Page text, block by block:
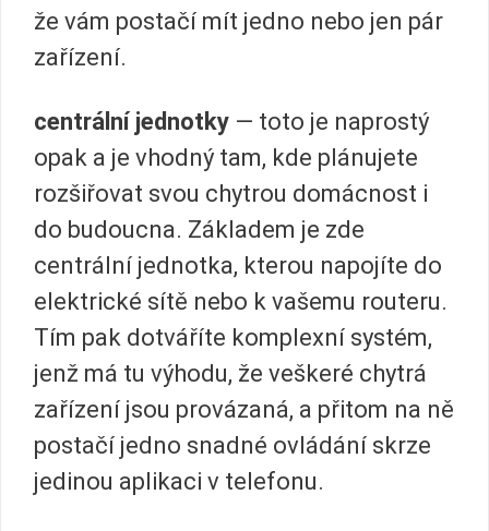
že vám postačí mít jedno nebo jen pár
zařízení.
centrální jednotky — toto je naprostý
opak a je vhodný tam, kde plánujete
rozšiřovat svou chytrou domácnost i
do budoucna. Základem je zde
centrální jednotka, kterou napojíte do
elektrické sítě nebo k vašemu routeru.
Tím pak dotváříte komplexní systém,
jenž má tu výhodu, že veškeré chytrá
zařízení jsou provázaná, a přitom na ně
postačí jedno snadné ovládání skrze
jedinou aplikaci v telefonu.